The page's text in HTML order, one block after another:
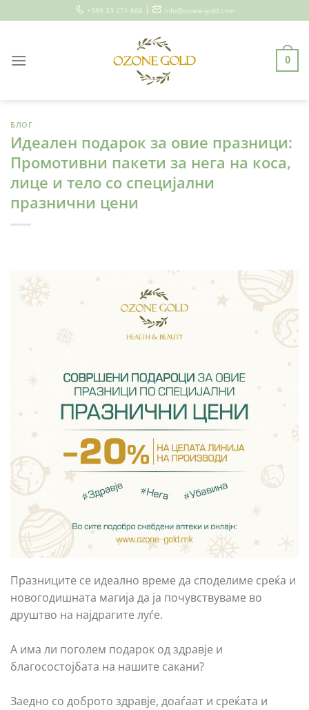
to
+389 33 271 666 | info@ozone-gold.com
0
БЛОГ
Идеален подарок за овие празници:
Промотивни пакети за нега на коса,
лице и тело со специјални
празнични цени
Празниците се идеално време да споделиме среќа и
новогодишната магија да ја почувствуваме во
друштво на најдрагите луѓе.
А има ли поголем подарок од здравје и
благосостојбата на нашите сакани?
Заедно со доброто здравје, доаѓаат и среќата и